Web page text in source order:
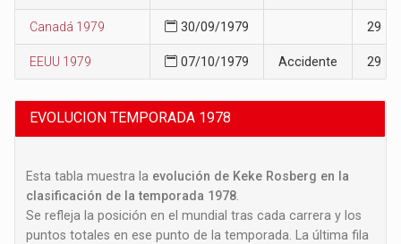
Canadá 1979 30/09/1979 29
EEUU 1979 07/10/1979 Accidente 29
EVOLUCION TEMPORADA 1978
Esta tabla muestra la evolución de Keke Rosberg en la
clasificación de la temporada 1978
Se refleja la posición en el mundial tras cada carrera y los
puntos totales en ese punto de la temporada. La última fila